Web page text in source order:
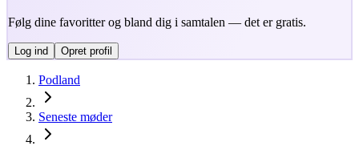
Følg dine favoritter og bland dig i samtalen — det er gratis.
Log ind Opret profil
Podland
Seneste møder